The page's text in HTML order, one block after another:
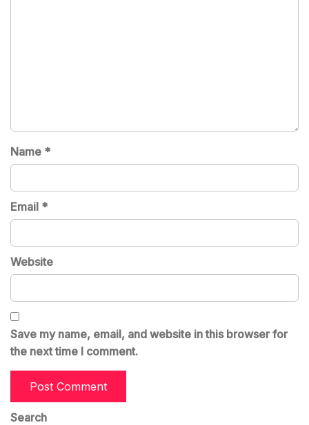
Name *
Email *
Website
Save my name, email, and website in this browser for
the next time I comment.
Search